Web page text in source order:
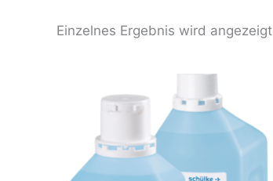
Einzelnes Ergebnis wird angezeigt